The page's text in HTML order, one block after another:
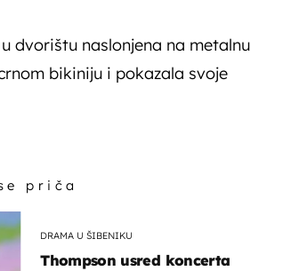
dvorištu naslonjena na metalnu
bikiniju i pokazala svoje
priča
DRAMA U ŠIBENIKU
Thompson usred koncerta